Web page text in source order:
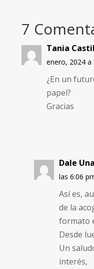
7
Tania
enero, 2024 a
¿En un
papel?
Gracias
Dale
las 6:06
Así es,
de la
formato
Desde
Un
interés,